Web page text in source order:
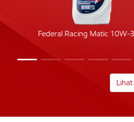
Federal Racing Matic 10W-